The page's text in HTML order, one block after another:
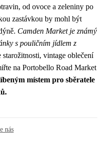
od ovoce a zeleniny po
zastávkou by mohl být
Camden Market je známý
s pouličním jídlem z
starožitnosti, vintage oblečení
na Portobello Road Market
místem pro sběratele
nás